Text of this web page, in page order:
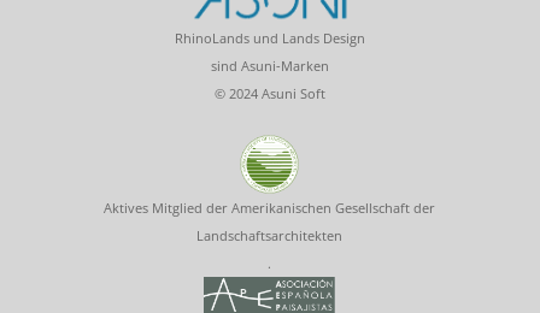
RhinoLands und Lands Design
sind Asuni-Marken
© 2024 Asuni Soft
Aktives Mitglied der Amerikanischen Gesellschaft der
Landschaftsarchitekten
.